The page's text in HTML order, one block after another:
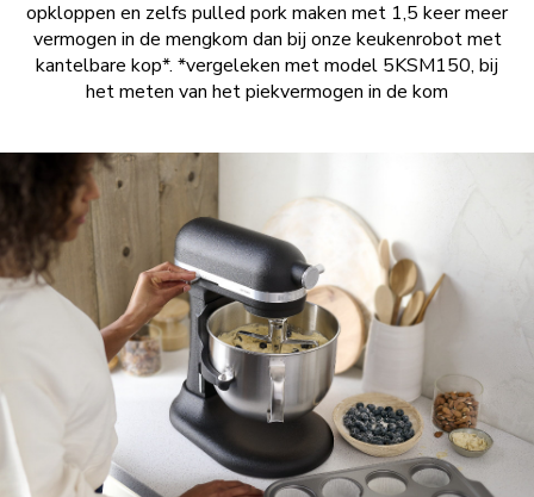
opkloppen en zelfs pulled pork maken met 1,5 keer meer
vermogen in de mengkom dan bij onze keukenrobot met
kantelbare kop*. *vergeleken met model 5KSM150, bij
het meten van het piekvermogen in de kom